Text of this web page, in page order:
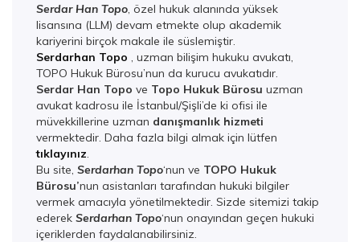
Serdar Han Topo, özel hukuk alanında yüksek
lisansına (LLM) devam etmekte olup akademik
kariyerini birçok makale ile süslemiştir.
Serdarhan Topo , uzman bilişim hukuku avukatı,
TOPO Hukuk Bürosu’nun da kurucu avukatıdır.
Serdar Han Topo ve Topo Hukuk Bürosu uzman
avukat kadrosu ile İstanbul/Şişli’de ki ofisi ile
müvekkillerine uzman danışmanlık hizmeti
vermektedir. Daha fazla bilgi almak için lütfen
tıklayınız.
Bu site, Serdarhan Topo‘nun ve TOPO Hukuk
Bürosu’nun asistanları tarafından hukuki bilgiler
vermek amacıyla yönetilmektedir. Sizde sitemizi takip
ederek Serdarhan Topo‘nun onayından geçen hukuki
içeriklerden faydalanabilirsiniz.